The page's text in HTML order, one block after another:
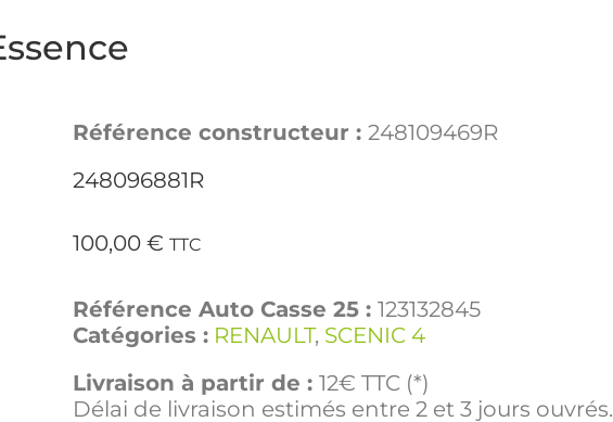
Référence constructeur : 248109469R
248096881R
100,00 € TTC
Référence Auto Casse 25 : 123132845
Catégories : RENAULT, SCENIC 4
Livraison à partir de : 12€ TTC (*)
Délai de livraison estimés entre 2 et 3 jours ouvrés.